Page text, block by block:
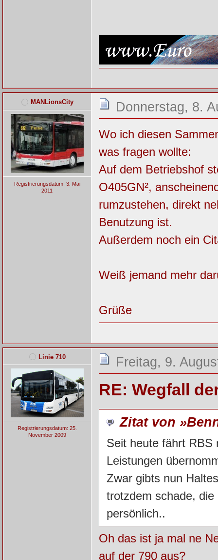
MANLionsCity
Registrierungsdatum: 3. Mai
2011
Donnerstag, 8.
Wo ich diesen
was fragen wollte:
Auf dem Betriebshof
O405GN²,
rumzustehen, direkt
Benutzung ist.
Außerdem noch ein
Weiß jemand mehr
Grüße
Linie 710
Registrierungsdatum: 25.
November 2009
Freitag, 9.
RE: Wegfall
Zitat von
Seit heute fährt RBS
Leistungen
Zwar gibts nun
trotzdem schade,
persönlich..
Oh das ist ja mal ne
auf der 790 aus?